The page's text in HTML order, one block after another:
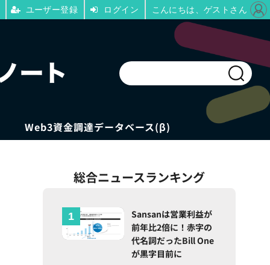
Web3資金調達データベース(β)
総合ニュースランキング
Sansanは営業利益が
前年比2倍に！赤字の
代名詞だったBill One
が黒字目前に
ユーザー登録 ログイン こんにちは、ゲストさん